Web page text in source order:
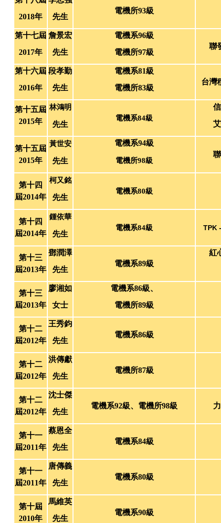
2018年
先生
電機所93級
第十七屆
2017年
詹景宏
先生
電機系96級
電機所97級
聯
第十六屆
2016年
段孝勤
先生
電機系81級
電機所83級
台灣
第十五屆
2015年
林鴻明
先生
電機系84級
第十五屆
2015年
黃世安
先生
電機系94級
電機所98級
第十四
屆2014年
柯又銘
先生
電機系80級
第十四
屆2014年
鍾依華
先生
電機系84級 TPK
第十三
屆2013年
鄧潤澤
先生
電機系89級
紅
第十三
屆2013年
廖湘如
女士
電機系86級、
電機所89級
第十二
屆2012年
王秀鈞
先生
電機系86級
第十二
屆2012年
洪傳獻
先生
電機所87級
第十二
屆2012年
沈士傑
先生
電機系92級、電機所98級
第十一
屆2011年
蔡恩全
先生
電機系84級
第十一
屆2011年
唐傳義
先生
電機系80級
第十屆
2010年
馬維英
先生
電機系90級